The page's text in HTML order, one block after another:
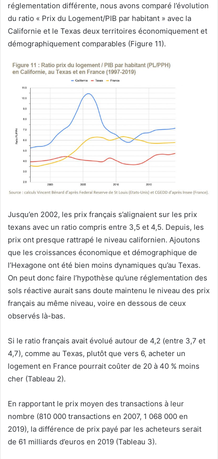
réglementation différente, nous avons comparé l’évolution
du ratio « Prix du Logement/PIB par habitant » avec la
Californie et le Texas deux territoires économiquement et
démographiquement comparables (Figure 11).
Jusqu’en 2002, les prix français s’alignaient sur les prix
texans avec un ratio compris entre 3,5 et 4,5. Depuis, les
prix ont presque rattrapé le niveau californien. Ajoutons
que les croissances économique et démographique de
l’Hexagone ont été bien moins dynamiques qu’au Texas.
On peut donc faire l’hypothèse qu’une réglementation des
sols réactive aurait sans doute maintenu le niveau des prix
français au même niveau, voire en dessous de ceux
observés là-bas.
Si le ratio français avait évolué autour de 4,2 (entre 3,7 et
4,7), comme au Texas, plutôt que vers 6, acheter un
logement en France pourrait coûter de 20 à 40 % moins
cher (Tableau 2).
En rapportant le prix moyen des transactions à leur
nombre (810 000 transactions en 2007, 1 068 000 en
2019), la différence de prix payé par les acheteurs serait
de 61 milliards d’euros en 2019 (Tableau 3).